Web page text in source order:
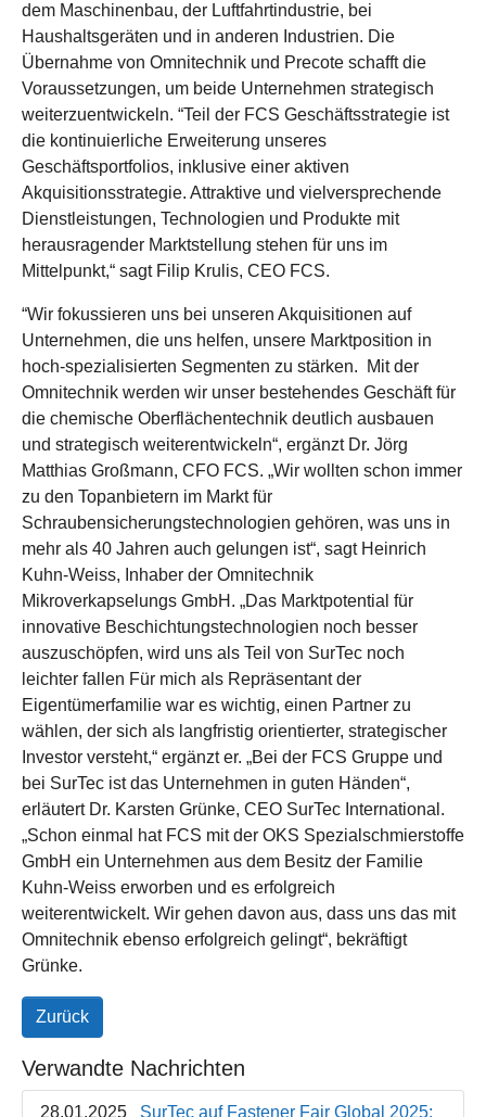
dem Maschinenbau, der Luftfahrtindustrie, bei
Haushaltsgeräten und in anderen Industrien. Die
Übernahme von Omnitechnik und Precote schafft die
Voraussetzungen, um beide Unternehmen strategisch
weiterzuentwickeln. “Teil der FCS Geschäftsstrategie ist
die kontinuierliche Erweiterung unseres
Geschäftsportfolios, inklusive einer aktiven
Akquisitionsstrategie. Attraktive und vielversprechende
Dienstleistungen, Technologien und Produkte mit
herausragender Marktstellung stehen für uns im
Mittelpunkt,“ sagt Filip Krulis, CEO FCS.
“Wir fokussieren uns bei unseren Akquisitionen auf
Unternehmen, die uns helfen, unsere Marktposition in
hoch-spezialisierten Segmenten zu stärken. Mit der
Omnitechnik werden wir unser bestehendes Geschäft für
die chemische Oberflächentechnik deutlich ausbauen
und strategisch weiterentwickeln“, ergänzt Dr. Jörg
Matthias Großmann, CFO FCS. „Wir wollten schon immer
zu den Topanbietern im Markt für
Schraubensicherungstechnologien gehören, was uns in
mehr als 40 Jahren auch gelungen ist“, sagt Heinrich
Kuhn-Weiss, Inhaber der Omnitechnik
Mikroverkapselungs GmbH. „Das Marktpotential für
innovative Beschichtungstechnologien noch besser
auszuschöpfen, wird uns als Teil von SurTec noch
leichter fallen Für mich als Repräsentant der
Eigentümerfamilie war es wichtig, einen Partner zu
wählen, der sich als langfristig orientierter, strategischer
Investor versteht,“ ergänzt er. „Bei der FCS Gruppe und
bei SurTec ist das Unternehmen in guten Händen“,
erläutert Dr. Karsten Grünke, CEO SurTec International.
„Schon einmal hat FCS mit der OKS Spezialschmierstoffe
GmbH ein Unternehmen aus dem Besitz der Familie
Kuhn-Weiss erworben und es erfolgreich
weiterentwickelt. Wir gehen davon aus, dass uns das mit
Omnitechnik ebenso erfolgreich gelingt“, bekräftigt
Grünke.
Zurück
Verwandte Nachrichten
28.01.2025 SurTec auf Fastener Fair Global 2025: